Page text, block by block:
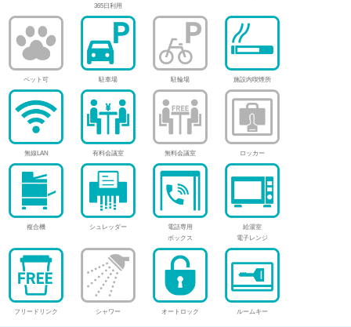
365日利用
ペット可 駐車場 駐輪場 施設内喫煙所
無線LAN 有料会議室 無料会議室 ロッカー
複合機 シュレッダー
電話専用
ボックス
給湯室
電子レンジ
フリードリンク シャワー オートロック ルームキー